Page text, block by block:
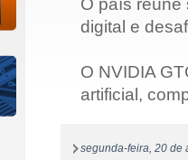
O país reúne
digital e
O NVIDIA
artificial,
segunda-feira, 20 de